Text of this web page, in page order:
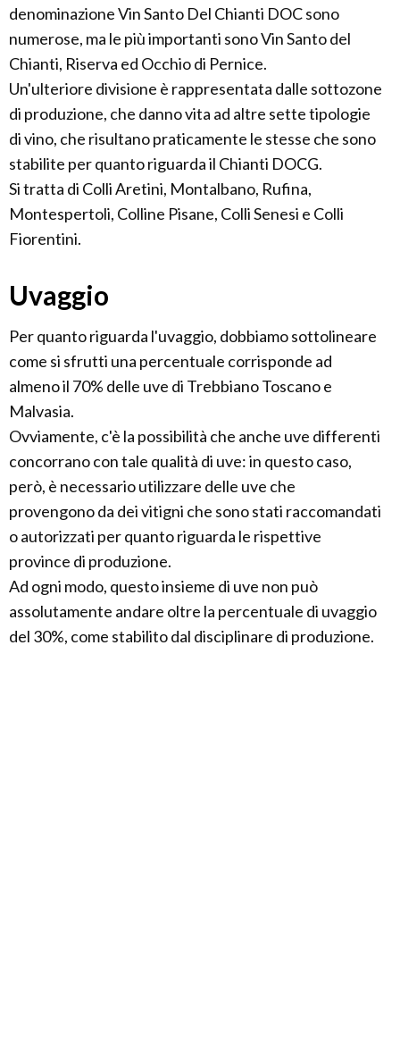
denominazione Vin Santo Del Chianti DOC sono
numerose, ma le più importanti sono Vin Santo del
Chianti, Riserva ed Occhio di Pernice.
Un'ulteriore divisione è rappresentata dalle sottozone
di produzione, che danno vita ad altre sette tipologie
di vino, che risultano praticamente le stesse che sono
stabilite per quanto riguarda il Chianti DOCG.
Si tratta di Colli Aretini, Montalbano, Rufina,
Montespertoli, Colline Pisane, Colli Senesi e Colli
Fiorentini.
Uvaggio
Per quanto riguarda l'uvaggio, dobbiamo sottolineare
come si sfrutti una percentuale corrisponde ad
almeno il 70% delle uve di Trebbiano Toscano e
Malvasia.
Ovviamente, c'è la possibilità che anche uve differenti
concorrano con tale qualità di uve: in questo caso,
però, è necessario utilizzare delle uve che
provengono da dei vitigni che sono stati raccomandati
o autorizzati per quanto riguarda le rispettive
province di produzione.
Ad ogni modo, questo insieme di uve non può
assolutamente andare oltre la percentuale di uvaggio
del 30%, come stabilito dal disciplinare di produzione.